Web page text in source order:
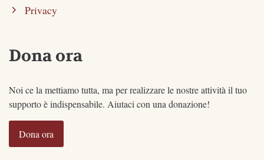
Privacy
Dona ora
Noi ce la mettiamo tutta, ma per realizzare le nostre attività il tuo
supporto è indispensabile. Aiutaci con una donazione!
Dona ora